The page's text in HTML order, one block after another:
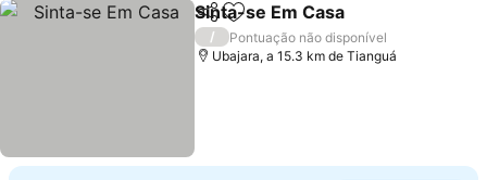
PartilharAdicionar aos favoritos
Sinta-se Em Casa
/
Pontuação não disponível
Ubajara, a 15.3 km de Tianguá